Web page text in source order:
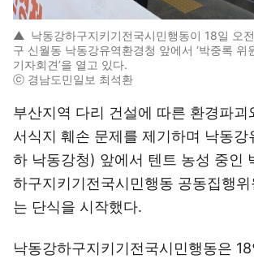
▲ 낙동강하구지키기전국시민행동이 18일 오
구 신월동 낙동강유역환경청 앞에서 ‘박중록 위
기자회견’을 열고 있다.
ⓒ 경남도민일보 최석환
부산지역 다리 건설에 따른 환경파괴
서식지 훼손 문제를 제기하며 낙동강
하 낙동강청) 앞에서 텐트 농성 중인
하구지키기전국시민행동 공동집행
는 단식을 시작했다.
낙동강하구지키기전국시민행동은